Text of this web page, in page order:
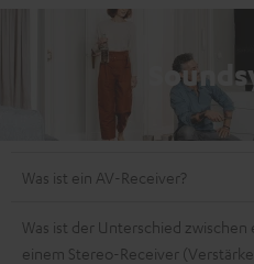
Was ist ein AV-Receiver?
Was ist der Unterschied
einem Stereo-Receiver